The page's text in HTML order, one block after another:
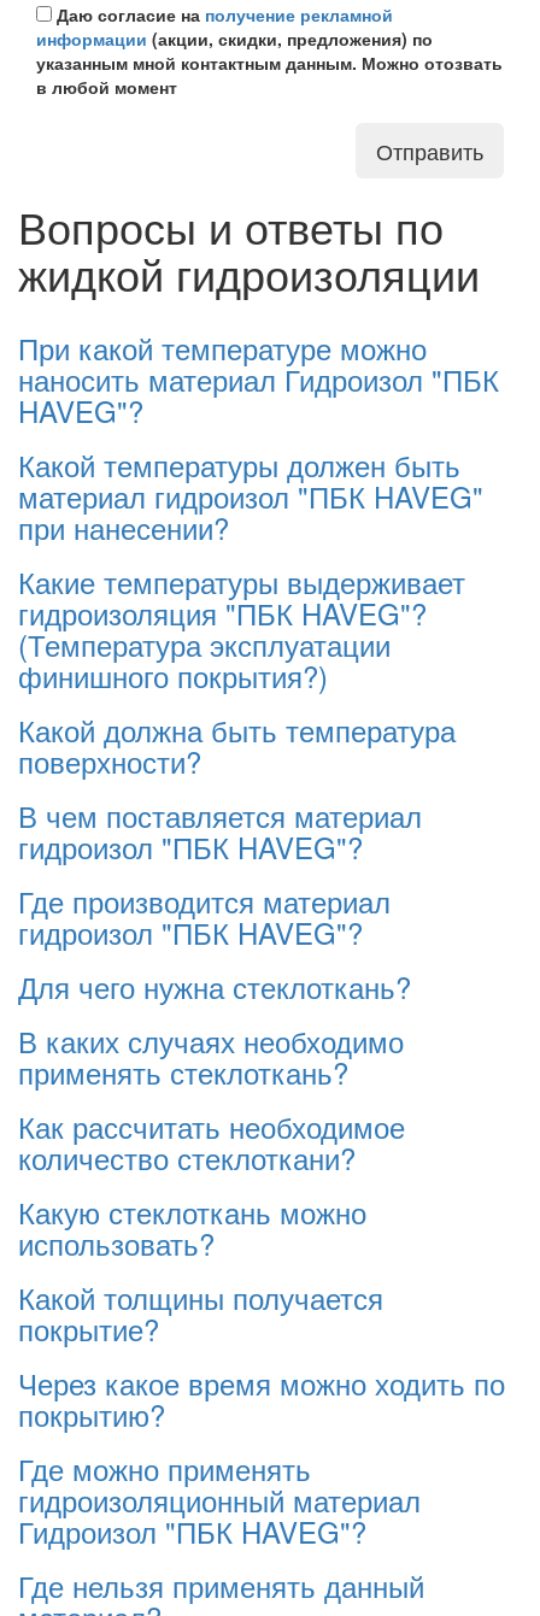
Даю согласие на получение рекламной
информации (акции, скидки, предложения) по
указанным мной контактным данным. Можно отозвать
в любой момент
Отправить
Вопросы и ответы по
жидкой гидроизоляции
При какой температуре можно
наносить материал Гидроизол "ПБК
HAVEG"?
Какой температуры должен быть
материал гидроизол "ПБК HAVEG"
при нанесении?
Какие температуры выдерживает
гидроизоляция "ПБК HAVEG"?
(Температура эксплуатации
финишного покрытия?)
Какой должна быть температура
поверхности?
В чем поставляется материал
гидроизол "ПБК HAVEG"?
Где производится материал
гидроизол "ПБК HAVEG"?
Для чего нужна стеклоткань?
В каких случаях необходимо
применять стеклоткань?
Как рассчитать необходимое
количество стеклоткани?
Какую стеклоткань можно
использовать?
Какой толщины получается
покрытие?
Через какое время можно ходить по
покрытию?
Где можно применять
гидроизоляционный материал
Гидроизол "ПБК HAVEG"?
Где нельзя применять данный